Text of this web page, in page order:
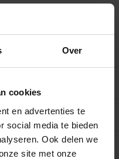
Over
cookies
en advertenties te
social media te bieden
Ook delen we
site met onze
per 100 gram
dezelfde dag